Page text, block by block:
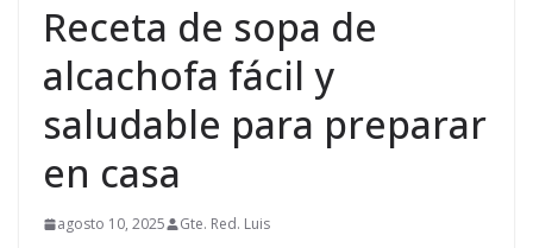
Receta de sopa de
alcachofa fácil y
saludable para preparar
en casa
agosto 10, 2025 Gte. Red. Luis